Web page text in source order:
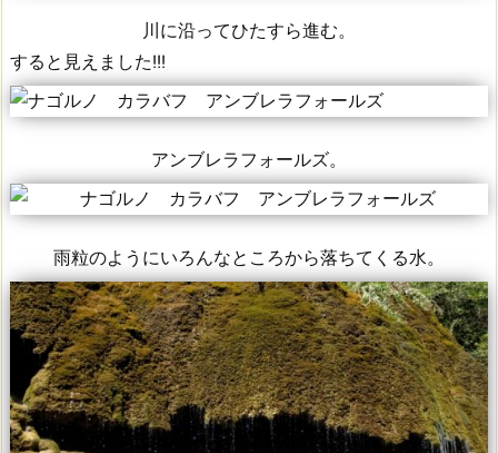
川に沿ってひたすら進む。
すると見えました!!!
アンブレラフォールズ。
雨粒のようにいろんなところから落ちてくる水。